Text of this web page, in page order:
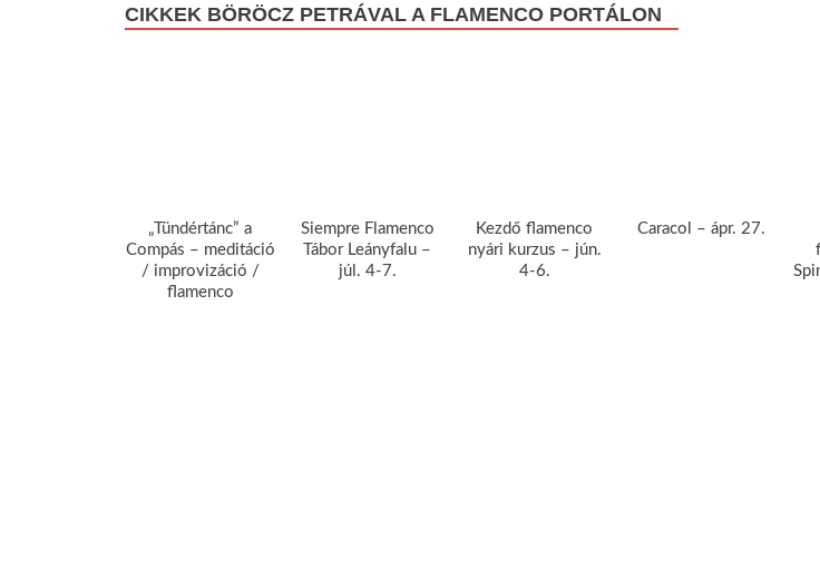
CIKKEK BÖRÖCZ PETRÁVAL A FLAMENCO PORTÁLON
„Tündértánc” a
Compás – meditáció
/ improvizáció /
flamenco
Siempre Flamenco
Tábor Leányfalu –
júl. 4-7.
Kezdő flamenco
nyári kurzus – jún.
4-6.
Caracol – ápr. 27.